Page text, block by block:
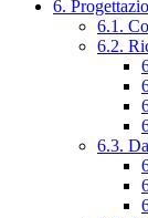
6.
6.1.
6.2.
6.3.